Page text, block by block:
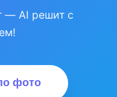
— AI решит с
фото